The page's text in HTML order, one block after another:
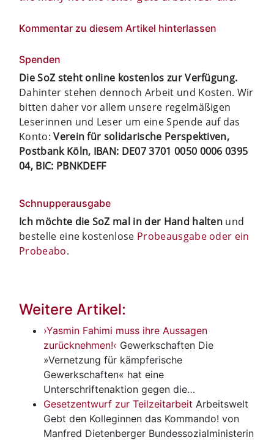
Kommentar zu diesem Artikel hinterlassen
Spenden
Die SoZ steht online kostenlos zur Verfügung.
Dahinter stehen dennoch Arbeit und Kosten. Wir
bitten daher vor allem unsere regelmäßigen
Leserinnen und Leser um eine Spende auf das
Konto:Verein für solidarische Perspektiven,
Postbank Köln, IBAN: DE07 3701 0050 0006 0395
04, BIC: PBNKDEFF
Schnupperausgabe
Ich möchte die SoZ mal in der Hand halten und
bestelle eine kostenlose Probeausgabe oder ein
Probeabo.
Weitere Artikel:
›Yasmin Fahimi muss ihre Aussagen
zurücknehmen!‹ Gewerkschaften Die
»Vernetzung für kämpferische
Gewerkschaften« hat eine
Unterschriftenaktion gegen die…
Gesetzentwurf zur Teilzeitarbeit Arbeitswelt
Gebt den Kolleginnen das Kommando! von
Manfred Dietenberger Bundessozialministerin